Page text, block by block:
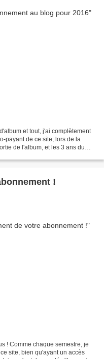
et tout, j'ai complètement
payant de ce site, lors de la
de l'album, et les 3 ans du
!
! Comme chaque semestre, je
site, bien qu'ayant un accès